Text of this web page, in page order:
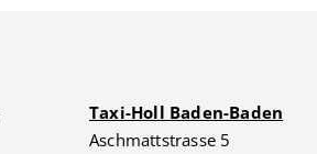
Taxi-Holl Baden-Baden
Aschmattstrasse 5